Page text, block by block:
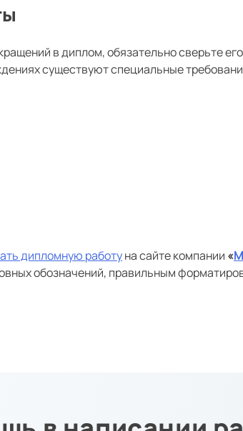
в диплом, обязательно сверьте
существуют специальные
дипломную работуна сайте компании «
обозначений, правильным